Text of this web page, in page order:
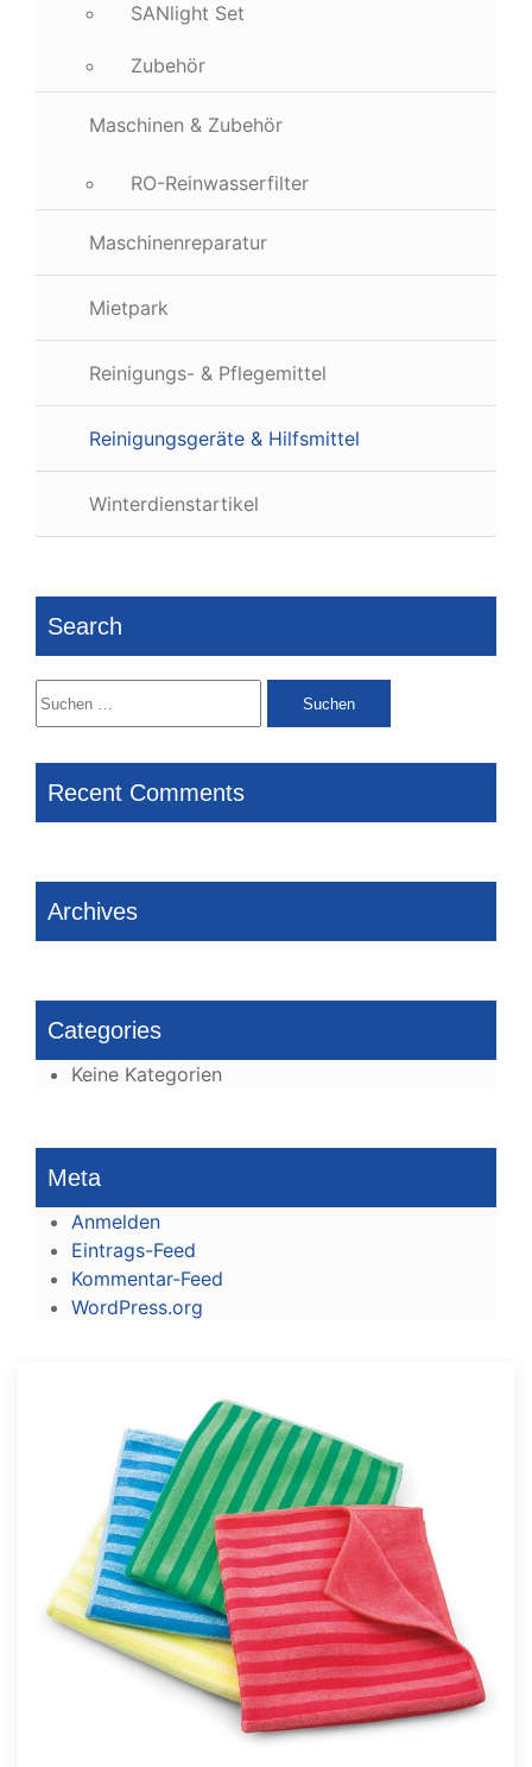
SANlight Set
Zubehör
Maschinen & Zubehör
RO-Reinwasserfilter
Maschinenreparatur
Mietpark
Reinigungs- & Pflegemittel
Reinigungsgeräte & Hilfsmittel
Winterdienstartikel
Search
Suchen
nach:
Recent Comments
Archives
Categories
Keine Kategorien
Meta
Anmelden
Eintrags-Feed
Kommentar-Feed
WordPress.org